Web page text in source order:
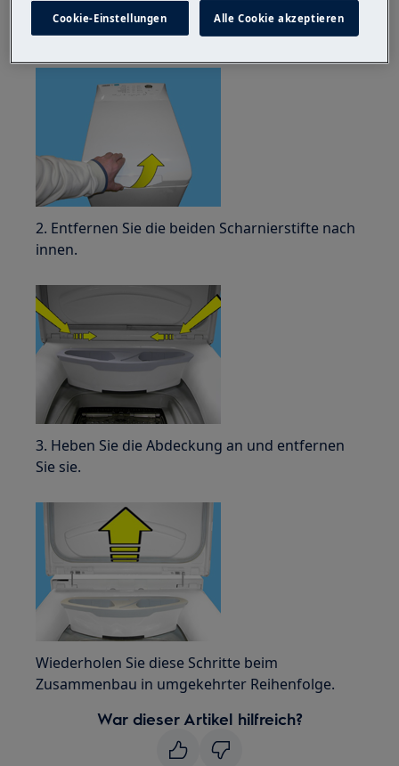
1 Heben Sie den Griff an, um die Abdeckung
anzuheben.
2. Entfernen Sie die beiden Scharnierstifte nach
innen.
3. Heben Sie die Abdeckung an und entfernen
Sie sie.
Wiederholen Sie diese Schritte beim
Zusammenbau in umgekehrter Reihenfolge.
War dieser Artikel hilfreich?
Cookie-Einstellungen Alle Cookie akzeptieren